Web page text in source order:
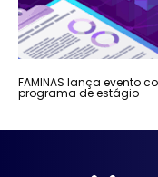
FAMINAS lança evento
programa de estágio